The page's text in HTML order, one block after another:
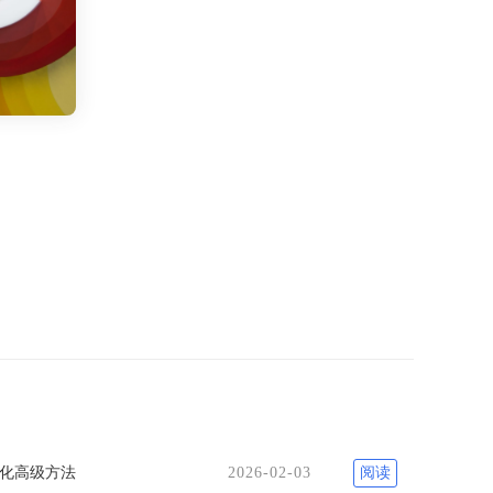
高级方法 2026-02-03 阅读